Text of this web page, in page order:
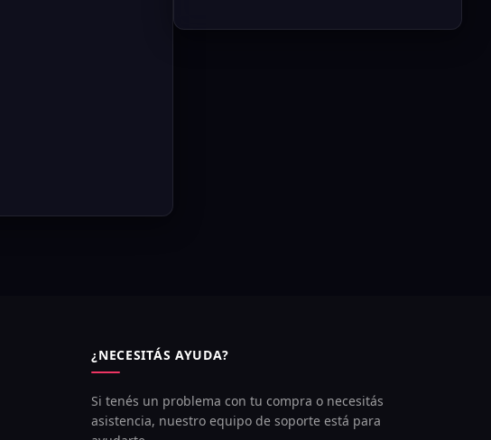
¿NECESITÁS AYUDA?
Si tenés un problema con tu compra o necesitás
asistencia, nuestro equipo de soporte está para